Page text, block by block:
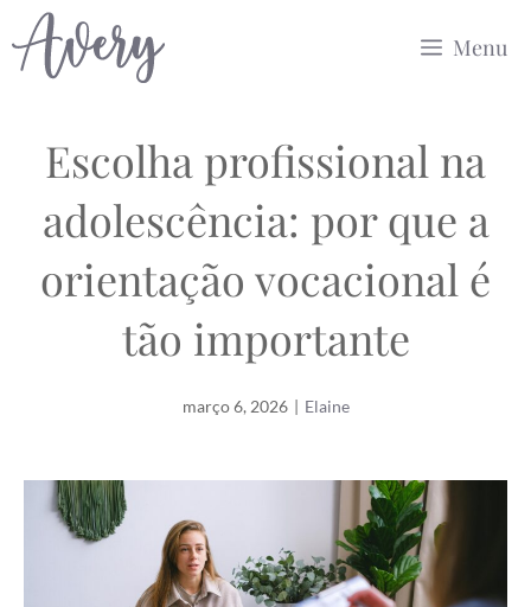
Pular
para
Menu
Escolha profissional na
adolescência: por que a
orientação vocacional é
tão importante
março 6, 2026 | Elaine